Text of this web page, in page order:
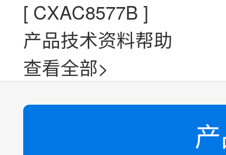
[ CXAC8577B ]
产品技术资料帮助
查看全部>